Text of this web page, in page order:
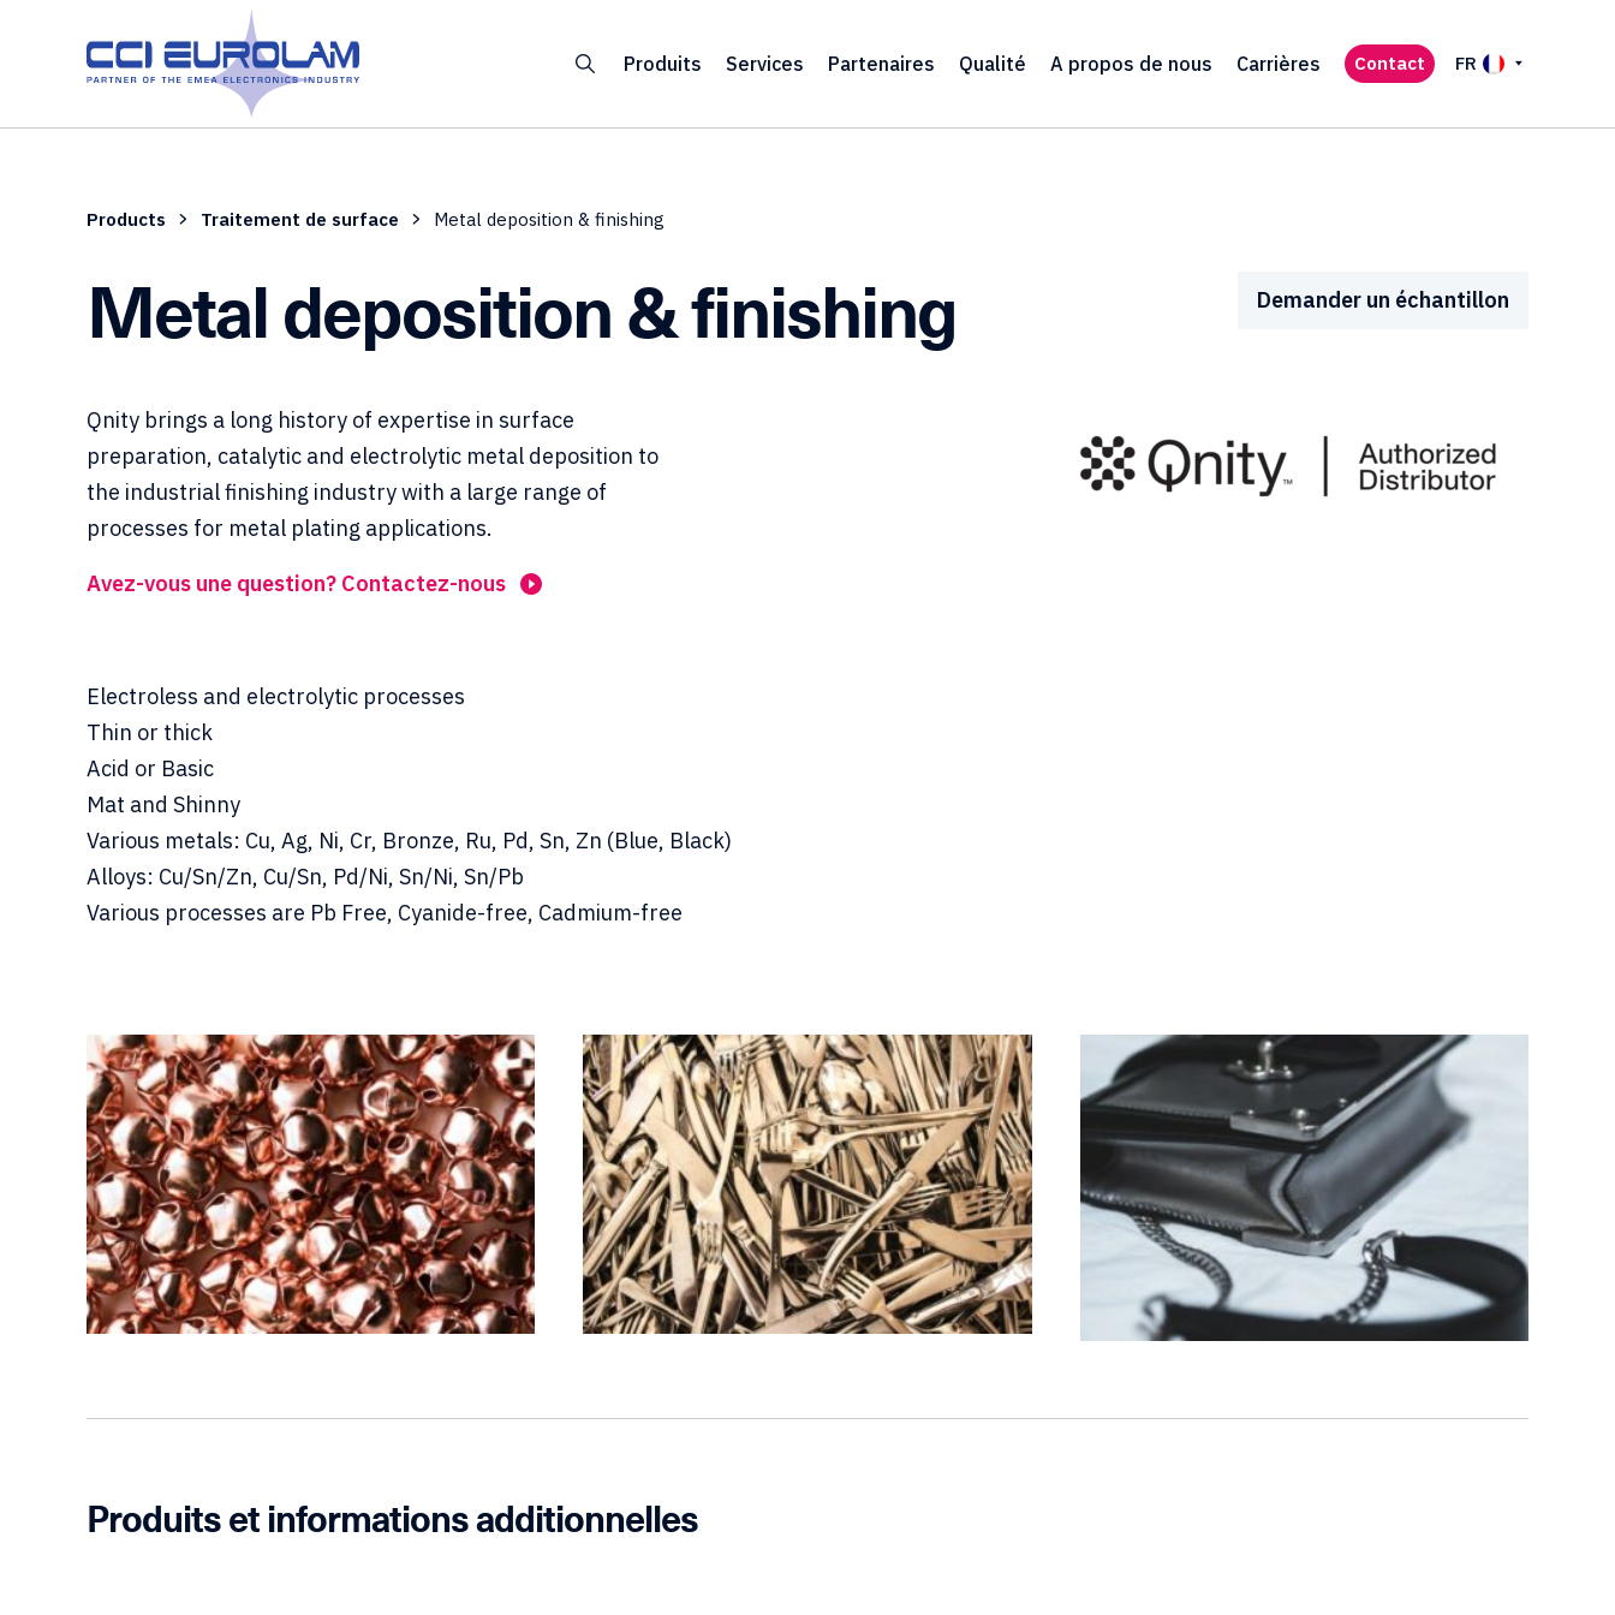
Produits Services Partenaires Qualité A propos de nous Carrières Contact FR
Products Traitement de surface Metal deposition & finishing
Metal deposition & finishing Demander un échantillon
Qnity brings a long history of expertise in surface
preparation, catalytic and electrolytic metal deposition to
the industrial finishing industry with a large range of
processes for metal plating applications.
Avez-vous une question? Contactez-nous
Electroless and electrolytic processes
Thin or thick
Acid or Basic
Mat and Shinny
Various metals: Cu, Ag, Ni, Cr, Bronze, Ru, Pd, Sn, Zn (Blue, Black)
Alloys: Cu/Sn/Zn, Cu/Sn, Pd/Ni, Sn/Ni, Sn/Pb
Various processes are Pb Free, Cyanide-free, Cadmium-free
Produits et informations additionnelles